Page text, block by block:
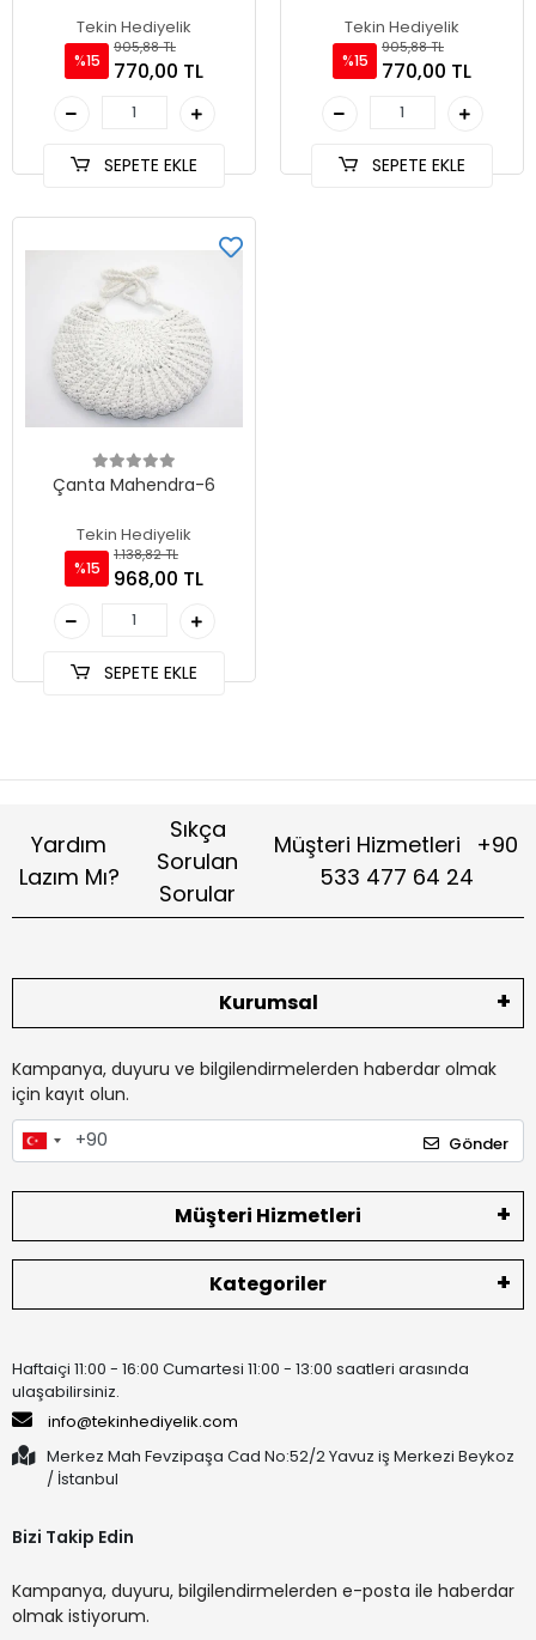
Tekin Hediyelik
%15
905,88 TL
770,00 TL
SEPETE EKLE
Tekin Hediyelik
%15
905,88 TL
770,00 TL
SEPETE EKLE
Çanta Mahendra-6
Tekin Hediyelik
%15
1.138,82 TL
968,00 TL
SEPETE EKLE
Yardım
Lazım Mı?
Sıkça
Sorulan
Sorular
Müşteri Hizmetleri
+90
533 477 64 24
Kurumsal
Kampanya, duyuru ve bilgilendirmelerden haberdar olmak
için kayıt olun.
Gönder
Müşteri Hizmetleri
Kategoriler
Haftaiçi 11:00 - 16:00 Cumartesi 11:00 - 13:00 saatleri arasında
ulaşabilirsiniz.
info@tekinhediyelik.com
Merkez Mah Fevzipaşa Cad No:52/2 Yavuz iş Merkezi Beykoz
/ İstanbul
Bizi Takip Edin
Kampanya, duyuru, bilgilendirmelerden e-posta ile haberdar
olmak istiyorum.